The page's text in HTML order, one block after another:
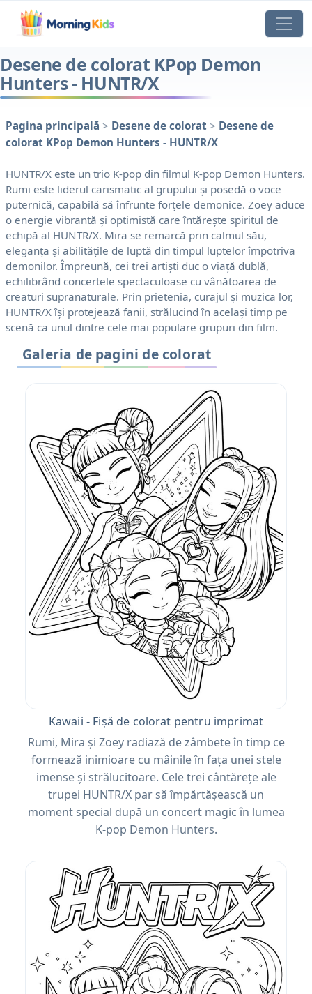
Desene de colorat KPop Demon
Hunters - HUNTR/X
Pagina principală > Desene de colorat > Desene de
colorat KPop Demon Hunters - HUNTR/X
HUNTR/X este un trio K-pop din filmul K-pop Demon Hunters.
Rumi este liderul carismatic al grupului și posedă o voce
puternică, capabilă să înfrunte forțele demonice. Zoey aduce
o energie vibrantă și optimistă care întărește spiritul de
echipă al HUNTR/X. Mira se remarcă prin calmul său,
eleganța și abilitățile de luptă din timpul luptelor împotriva
demonilor. Împreună, cei trei artiști duc o viață dublă,
echilibrând concertele spectaculoase cu vânătoarea de
creaturi supranaturale. Prin prietenia, curajul și muzica lor,
HUNTR/X își protejează fanii, strălucind în același timp pe
scenă ca unul dintre cele mai populare grupuri din film.
Galeria de pagini de colorat
Kawaii - Fișă de colorat pentru imprimat
Rumi, Mira și Zoey radiază de zâmbete în timp ce
formează inimioare cu mâinile în fața unei stele
imense și strălucitoare. Cele trei cântărețe ale
trupei HUNTR/X par să împărtășească un
moment special după un concert magic în lumea
K-pop Demon Hunters.